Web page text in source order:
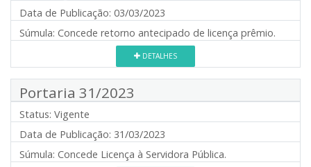
Data de Publicação: 03/03/2023
Súmula: Concede retorno antecipado de licença prêmio.
DETALHES
Portaria 31/2023
Status: Vigente
Data de Publicação: 31/03/2023
Súmula: Concede Licença à Servidora Pública.